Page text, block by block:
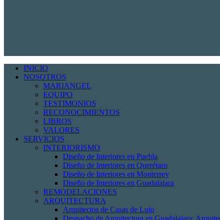
INICIO
NOSOTROS
MARIANGEL
EQUIPO
TESTIMONIOS
RECONOCIMIENTOS
LIBROS
VALORES
SERVICIOS
INTERIORISMO
Diseño de Interiores en Puebla
Diseño de Interiores en Querétaro
Diseño de Interiores en Monterrey
Diseño de Interiores en Guadalajara
REMODELACIONES
ARQUITECTURA
Arquitectos de Casas de Lujo
Despacho de Arquitectura en Guadalajara: